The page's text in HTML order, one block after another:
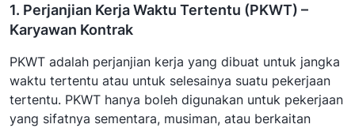
1. Perjanjian Kerja Waktu Tertentu (PKWT) –
Karyawan Kontrak
PKWT adalah perjanjian kerja yang dibuat untuk jangka
waktu tertentu atau untuk selesainya suatu pekerjaan
tertentu. PKWT hanya boleh digunakan untuk pekerjaan
yang sifatnya sementara, musiman, atau berkaitan